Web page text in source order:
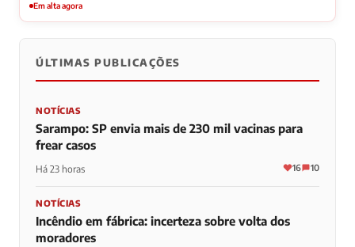
Em alta agora
ÚLTIMAS PUBLICAÇÕES
NOTÍCIAS
Sarampo: SP envia mais de 230 mil vacinas para
frear casos
Há 23 horas 16 10
NOTÍCIAS
Incêndio em fábrica: incerteza sobre volta dos
moradores